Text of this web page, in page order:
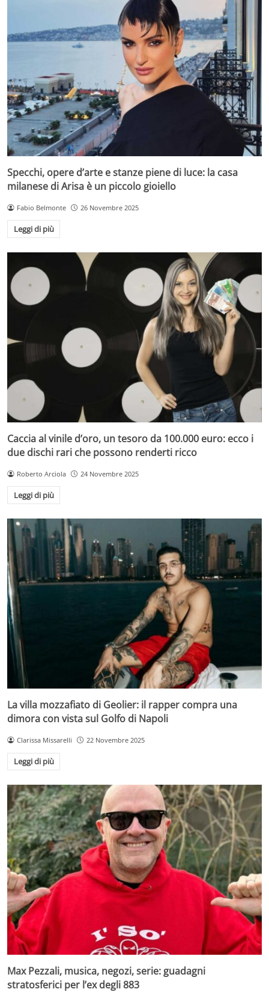
Specchi, opere d’arte e stanze piene di luce: la casa
milanese di Arisa è un piccolo gioiello
Fabio Belmonte 26 Novembre 2025
Leggi di più
Caccia al vinile d’oro, un tesoro da 100.000 euro: ecco i
due dischi rari che possono renderti ricco
Roberto Arciola 24 Novembre 2025
Leggi di più
La villa mozzafiato di Geolier: il rapper compra una
dimora con vista sul Golfo di Napoli
Clarissa Missarelli 22 Novembre 2025
Leggi di più
Max Pezzali, musica, negozi, serie: guadagni
stratosferici per l’ex degli 883